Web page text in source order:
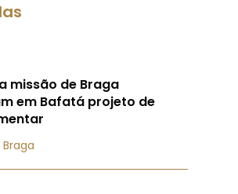
missão de Braga
em Bafatá projeto de